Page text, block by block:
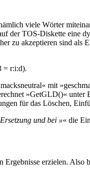
viele Wörter
der TOS-Diskette eine
zu akzeptieren sind als
= r:i:d).
mit
»GetGLD()« unter
für das Löschen,
und bei »« die
Ergebnisse erzielen.